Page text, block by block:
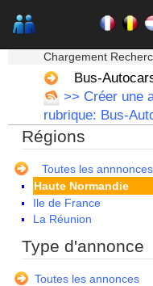
Chargement
Bus-
>> Créer une
rubrique: Bus-
Régions
Toutes les annnonces
Auvergne
Bourgogne
Bretagne
Centre
Champagne Ardenne
Corse
Franche Comte - Suisse
Guadeloupe
Guyane
Haute Normandie
Ile de France
La Réunion
Limousin
Type d'annonce
Toutes les annonces